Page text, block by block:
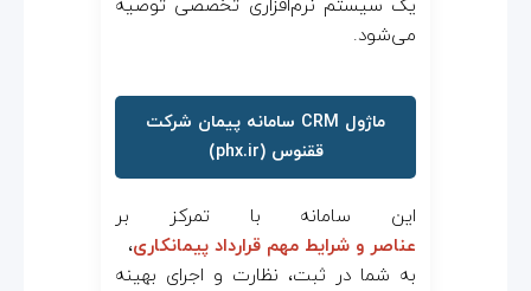
یک سیستم نرم‌افزاری تخصصی توصیه
می‌شود.
ماژول CRM سامانه پیمان شرکت
ققنوس (phx.ir)
این سامانه با تمرکز بر
عناصر و شرایط مهم قرارداد پیمانکاری،
به شما در ثبت، نظارت و اجرای بهینه